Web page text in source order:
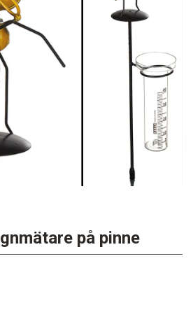
på pinne